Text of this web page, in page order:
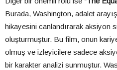
Burada, Washington, adalet
hikayesini canlandırarak aksiyon
oluşturmuştur. Bu film, onun
olmuş ve izleyicilere sadece
bir karakter analizi sunmuştur.